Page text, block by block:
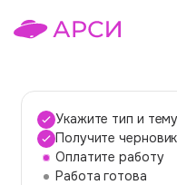
Темы работ
Укажите тип и
Получите черновик
Оплатите работу
Работа готова